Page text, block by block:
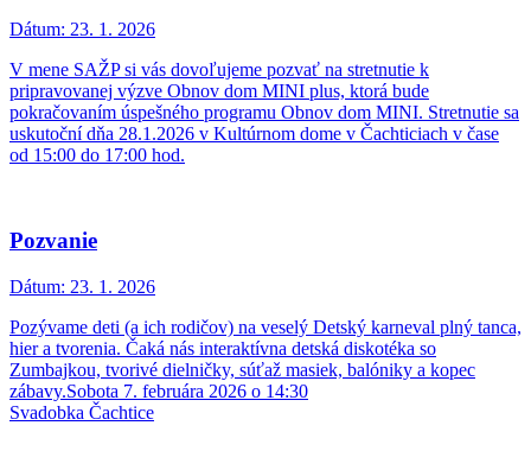
Dátum: 23. 1. 2026
V mene SAŽP si vás dovoľujeme pozvať na stretnutie k
pripravovanej výzve Obnov dom MINI plus, ktorá bude
pokračovaním úspešného programu Obnov dom MINI. Stretnutie sa
uskutoční dňa 28.1.2026 v Kultúrnom dome v Čachticiach v čase
od 15:00 do 17:00 hod.
Pozvanie
Dátum: 23. 1. 2026
Pozývame deti (a ich rodičov) na veselý Detský karneval plný tanca,
hier a tvorenia. Čaká nás interaktívna detská diskotéka so
Zumbajkou, tvorivé dielničky, súťaž masiek, balóniky a kopec
zábavy.Sobota 7. februára 2026 o 14:30
Svadobka Čachtice